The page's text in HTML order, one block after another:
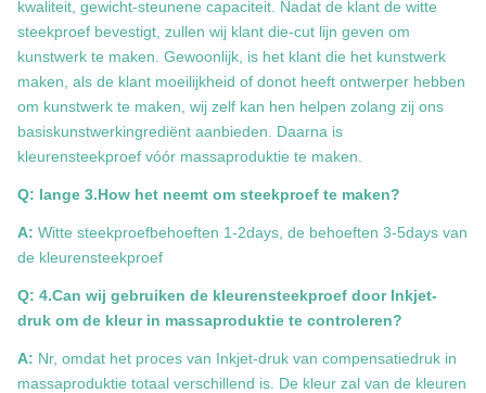
kwaliteit, gewicht-steunene capaciteit. Nadat de klant de witte
steekproef bevestigt, zullen wij klant die-cut lijn geven om
kunstwerk te maken. Gewoonlijk, is het klant die het kunstwerk
maken, als de klant moeilijkheid of donot heeft ontwerper hebben
om kunstwerk te maken, wij zelf kan hen helpen zolang zij ons
basiskunstwerkingrediënt aanbieden. Daarna is
kleurensteekproef vóór massaproduktie te maken.
Q: lange 3.How het neemt om steekproef te maken?
A: Witte steekproefbehoeften 1-2days, de behoeften 3-5days van
de kleurensteekproef
Q: 4.Can wij gebruiken de kleurensteekproef door Inkjet-
druk om de kleur in massaproduktie te controleren?
A: Nr, omdat het proces van Inkjet-druk van compensatiedruk in
massaproduktie totaal verschillend is. De kleur zal van de kleuren